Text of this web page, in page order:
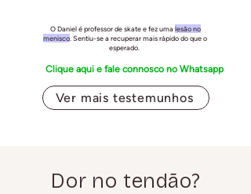
O Daniel é professor de skate e fez umalesão no
menisco . Sentiu-se a recuperar mais rápido do que o
esperado.
Clique aqui e fale connosco no Whatsapp
Ver mais testemunhos
Dor no tendão?